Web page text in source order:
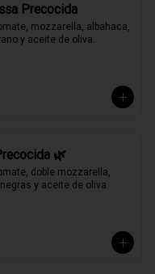
Precocida
mozzarella, albahaca,
y aceite de oliva.
🌿
doble mozzarella,
y aceite de oliva.